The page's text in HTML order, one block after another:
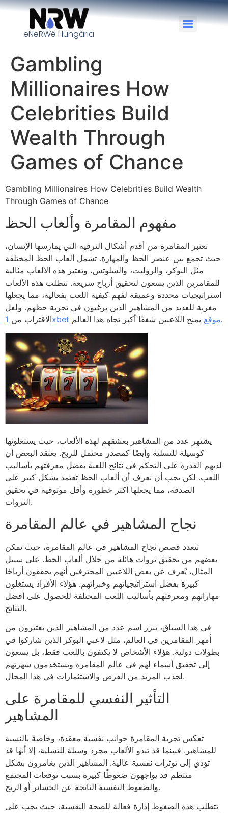
eNeRWé Hungária
Gambling
Millionaires How
Celebrities Build
Wealth Through
Games of Chance
Gambling Millionaires How Celebrities Build Wealth
Through Games of Chance
مفهوم المقامرة وألعاب الحظ
تعتبر المقامرة من أقدم أشكال الترفيه التي يمارسها الإنسان،
حيث تجمع بين عنصر الحظ والمهارة. تشمل ألعاب الحظ المختلفة
مثل البوكر، والروليت، والسلوتس، وتعتبر هذه الألعاب مثالية
للمقامرين الذين يسعون لتحقيق أرباح سريعة. تتطلب هذه الألعاب
استراتيجيات محددة وعميقة لفهم كيفية اللعب بفعالية، مما يجعلها
مغرية للعديد من المشاهير الذين يرغبون في تجربة حظهم. ولعل
الاقتراب من
1xbet موقعيمنح اللاعبين شغفًا أكبر تجاه هذا العالم.
يشتهر عدد من المشاهير بعشقهم لهذه الألعاب، حيث يستغلونها
كوسيلة للتسلية وأيضًا كمصدر محتمل للربح. يعتقد البعض أن
لديهم القدرة على التحكم في نتائج اللعبة بفضل معرفتهم بأساليب
اللعب. لكن يجب أن نعرف أن ألعاب الحظ تعتمد بشكل كبير على
الصدفة، مما يجعلها أكثر خطورة وأقل موثوقية في تحقيق
الثروات.
نجاح المشاهير في عالم المقامرة
تتعدد قصص نجاح المشاهير في عالم المقامرة، حيث تمكن
بعضهم من تحقيق ثروات هائلة من خلال ألعاب الحظ. على سبيل
المثال، يُعرف عن بعض اللاعبين المحترفين أنهم يحققون أرباحًا
كبيرة بفضل استراتيجياتهم وخبراتهم. هؤلاء الأفراد يستغلون
مهاراتهم ومعرفتهم بأساليب اللعب المختلفة للحصول على أفضل
النتائج.
في هذا السياق، يبرز اسم عدد من المشاهير الذين يعتبرون من
أمهر المقامرين في العالم، مثل لاعبي البوكر الذين شاركوا في
بطولات دولية. هؤلاء الأشخاص لا يكتفون باللعب فقط، بل يسعون
إلى تحقيق أسماء لهم في عالم المقامرة ويستخدمون شهرتهم
لجذب المزيد من الفرص والاستثمارات في هذا المجال.
التأثير النفسي للمقامرة على
المشاهير
تعكس تجربة المقامرة جوانب نفسية معقدة، وخاصةً بالنسبة
للمشاهير. فبينما قد تبدو الألعاب مجرد وسيلة للتسلية، إلا أنها قد
تؤدي إلى توترات نفسية عالية. المشاهير الذين يغامرون بشكل
منتظم قد يواجهون ضغوطًا كبيرة بسبب توقعات المجتمع
والضغوط النفسية الناتجة عن الخسائر أو الربح.
تتطلب هذه الضغوط إدارة فعالة للصحة النفسية، حيث يجب على